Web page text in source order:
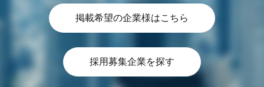
掲載希望の企業様はこちら
採用募集企業を探す